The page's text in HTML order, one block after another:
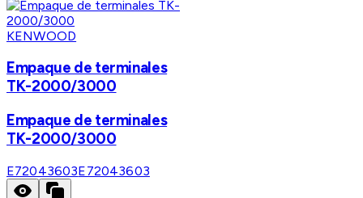
KENWOOD
Empaque de terminales
TK-2000/3000
Empaque de terminales
TK-2000/3000
E72043603E72043603